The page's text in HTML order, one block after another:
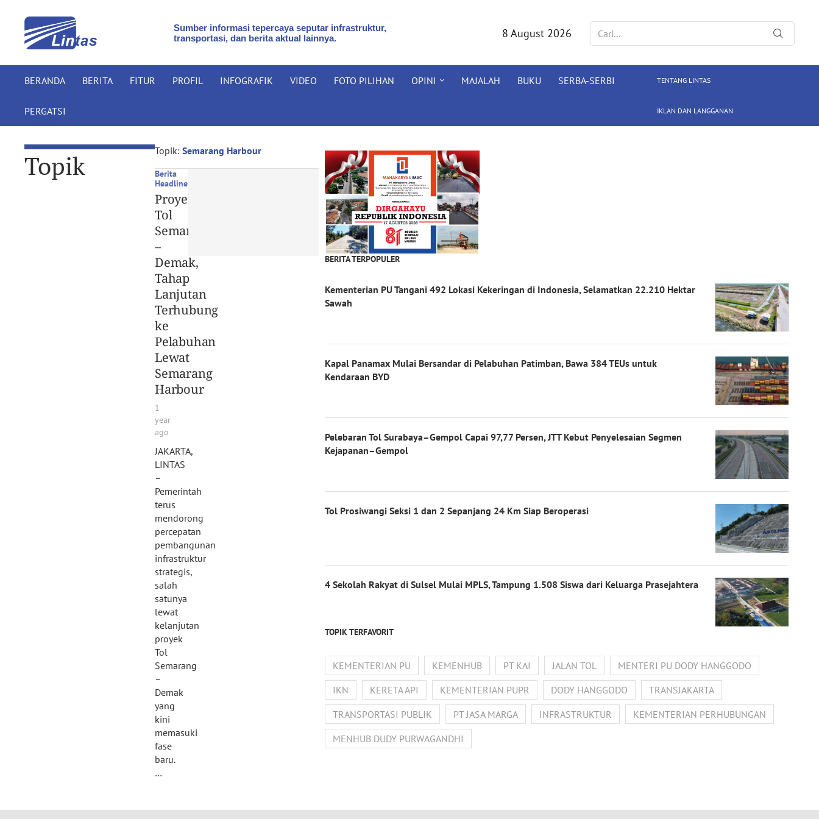
Sumber informasi tepercaya seputar infrastruktur,
transportasi, dan berita aktual lainnya.
8 August 2026
BERANDA BERITA FITUR PROFIL INFOGRAFIK VIDEO FOTO PILIHAN OPINI MAJALAH BUKU SERBA-SERBI
PERGATSI
TENTANG LINTAS
IKLAN DAN LANGGANAN
Topik Topik: Semarang Harbour
Berita
Headline
Proyek
Tol
Semarang
–
Demak,
Tahap
Lanjutan
Terhubung
ke
Pelabuhan
Lewat
Semarang
Harbour
1
year
ago
JAKARTA,
LINTAS
–
Pemerintah
terus
mendorong
percepatan
pembangunan
infrastruktur
strategis,
salah
satunya
lewat
kelanjutan
proyek
Tol
Semarang
–
Demak
yang
kini
memasuki
fase
baru.
…
BERITA TERPOPULER
Kementerian PU Tangani 492 Lokasi Kekeringan di Indonesia, Selamatkan 22.210 Hektar
Sawah
Kapal Panamax Mulai Bersandar di Pelabuhan Patimban, Bawa 384 TEUs untuk
Kendaraan BYD
Pelebaran Tol Surabaya–Gempol Capai 97,77 Persen, JTT Kebut Penyelesaian Segmen
Kejapanan–Gempol
Tol Prosiwangi Seksi 1 dan 2 Sepanjang 24 Km Siap Beroperasi
4 Sekolah Rakyat di Sulsel Mulai MPLS, Tampung 1.508 Siswa dari Keluarga Prasejahtera
TOPIK TERFAVORIT
KEMENTERIAN PU KEMENHUB PT KAI JALAN TOL
MENTERI PU DODY HANGGODO
IKN
KERETA API KEMENTERIAN PUPR DODY HANGGODO
TRANSJAKARTA
TRANSPORTASI PUBLIK
PT JASA MARGA INFRASTRUKTUR
KEMENTERIAN PERHUBUNGAN
MENHUB DUDY PURWAGANDHI